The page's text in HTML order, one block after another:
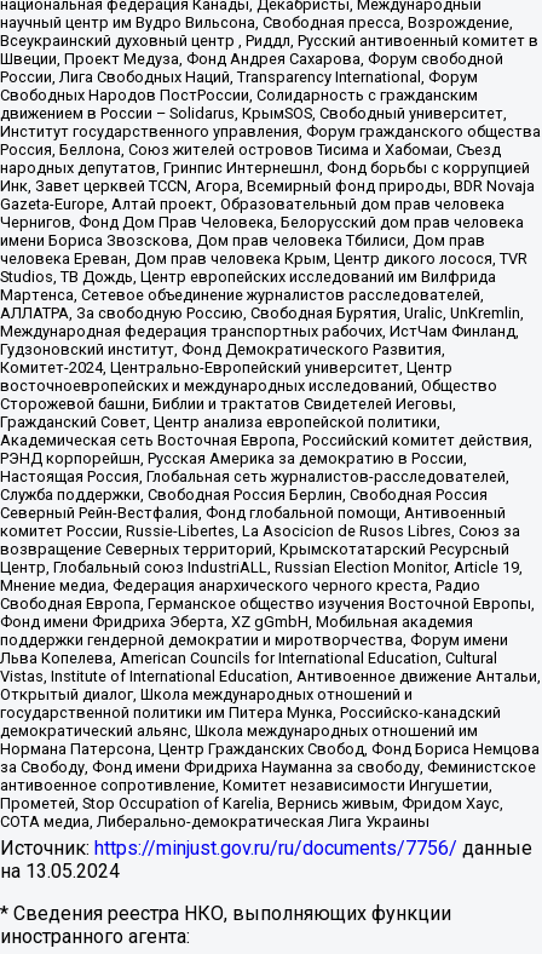
национальная федерация Канады, Декабристы, Международный
научный центр им Вудро Вильсона, Свободная пресса, Возрождение,
Всеукраинский духовный центр , Риддл, Русский антивоенный комитет в
Швеции, Проект Медуза, Фонд Андрея Сахарова, Форум свободной
России, Лига Свободных Наций, Transparеncy International, Форум
Свободных Народов ПостРоссии, Солидарность с гражданским
движением в России – Solidarus, КрымSOS, Свободный университет,
Институт государственного управления, Форум гражданского общества
Россия, Беллона, Союз жителей островов Тисима и Хабомаи, Съезд
народных депутатов, Гринпис Интернешнл, Фонд борьбы с коррупцией
Инк, Завет церквей TCCN, Агора, Всемирный фонд природы, BDR Novaja
Gazeta-Europe, Алтай проект, Образовательный дом прав человека
Чернигов, Фонд Дом Прав Человека, Белорусский дом прав человека
имени Бориса Звозскова, Дом прав человека Тбилиси, Дом прав
человека Ереван, Дом прав человека Крым, Центр дикого лосося, TVR
Studios, ТВ Дождь, Центр европейских исследований им Вилфрида
Мартенса, Сетевое объединение журналистов расследователей,
АЛЛАТРА, За свободную Россию, Свободная Бурятия, Uralic, UnKremlin,
Международная федерация транспортных рабочих, ИстЧам Финланд,
Гудзоновский институт, Фонд Демократического Развития,
Комитет-2024, Центрально-Европейский университет, Центр
восточноевропейских и международных исследований, Общество
Сторожевой башни, Библии и трактатов Свидетелей Иеговы,
Гражданский Совет, Центр анализа европейской политики,
Академическая сеть Восточная Европа, Российский комитет действия,
РЭНД корпорейшн, Русская Америка за демократию в России,
Настоящая Россия, Глобальная сеть журналистов-расследователей,
Служба поддержки, Свободная Россия Берлин, Свободная Россия
Северный Рейн-Вестфалия, Фонд глобальной помощи, Антивоенный
комитет России, Russie-Libertes, La Asocicion de Rusos Libres, Союз за
возвращение Северных территорий, Крымскотатарский Ресурсный
Центр, Глобальный союз IndustriALL, Russian Election Monitor, Article 19,
Мнение медиа, Федерация анархического черного креста, Радио
Свободная Европа, Германское общество изучения Восточной Европы,
Фонд имени Фридриха Эберта, XZ gGmbH, Мобильная академия
поддержки гендерной демократии и миротворчества, Форум имени
Льва Копелева, American Councils for International Education, Cultural
Vistas, Institute of International Education, Антивоенное движение Антальи,
Открытый диалог, Школа международных отношений и
государственной политики им Питера Мунка, Российско-канадский
демократический альянс, Школа международных отношений им
Нормана Патерсона, Центр Гражданских Свобод, Фонд Бориса Немцова
за Свободу, Фонд имени Фридриха Науманна за свободу, Феминистское
антивоенное сопротивление, Комитет независимости Ингушетии,
Прометей, Stop Occupation of Karelia, Вернись живым, Фридом Хаус,
СОТА медиа, Либерально-демократическая Лига Украины
Источник: https://minjust.gov.ru/ru/documents/7756/ данные
на 13.05.2024
* Сведения реестра НКО, выполняющих функции
иностранного агента: